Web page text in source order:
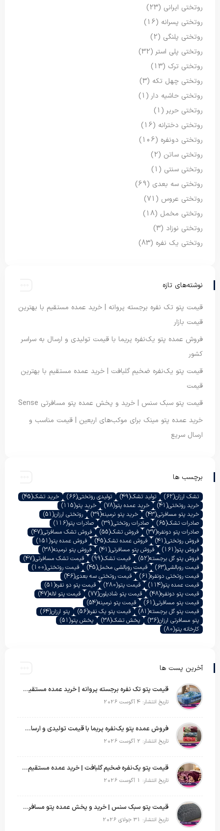
روتختی ایرانی (23)
روتختی پسرانه (16)
روتختی پلنگی (2)
روتختی پلی استر (32)
روتختی ترک (13)
روتختی چهل تکه (3)
روتختی حاشیه دار (1)
روتختی حریر (1)
روتختی دخترانه (16)
روتختی دونفره (106)
روتختی ساتن (2)
روتختی سنتی (1)
روتختی سه بعدی (69)
روتختی عروس (71)
روتختی مخمل (18)
روتختی نوزاد (3)
روتختی یک نفره (83)
نوشته‌های تازه
قیمت پتو تک نفره برجسته پروانه | خرید عمده مستقیم با بهترین
قیمت بازار
فروش عمده پتو یک‌نفره پریما با قیمت تولیدی و ارسال به سراسر
کشور
قیمت پتو یک‌نفره ضخیم گلبافت | خرید عمده مستقیم با بهترین
قیمت
قیمت پتو سبک سنس | خرید و پخش عمده پتو مسافرتی Sense
خرید عمده پتو مینک برای موکب‌های اربعین | قیمت مناسب و
ارسال سریع
برچسب ها
تشک ارزان(62) تولید تشک(49) تولیدی روتختی(66) خرید تشک(45)
خرید روتختی(41) خرید عمده پتو(78) خرید پتو(115)
خرید پتو مسافرتی(43) خرید پتو نرمینه(39) روتختی ارزان(51)
صادرات تشک(65) صادرات روتختی(39) صادرات پتو(116)
صادرات پتو دونفره(37) فروش تشک(55) فروش تشک مسافرتی(47)
فروش روتختی(41) فروش عمده تشک(45) فروش عمده پتو(151)
فروش پتو(161) فروش پتو مسافرتی(41) فروش پتو نرمینه(38)
فروش پتو گل برجسته(52) قیمت تشک(99) قیمت تشک مسافرتی(47)
قیمت روبالشی(63) قیمت روبالشی مخمل(45) قیمت روتختی(100)
قیمت روتختی دونفره(61) قیمت روتختی سه بعدی(46)
قیمت عمده پتو(114) قیمت پتو(280) قیمت پتو دو نفره(51)
قیمت پتو دونفره(48) قیمت پتو شادیلون(77) قیمت پتو لاله(47)
قیمت پتو مسافرتی(61) قیمت پتو نرمینه(54)
قیمت پتو گل برجسته(81) قیمت پتو یک نفره(56) پتو ارزان(64)
پتو مسافرتی ارزان(36) پخش تشک(38) پخش پتو(51)
کارخانه پتو(80)
آخرین پست ها
قیمت پتو تک نفره برجسته پروانه | خرید عمده مستقیم با بهترین قیمت بازار
تاریخ انتشار: 4 آگوست 2026
فروش عمده پتو یک‌نفره پریما با قیمت تولیدی و ارسال به سراسر کشور
تاریخ انتشار: 2 آگوست 2026
قیمت پتو یک‌نفره ضخیم گلبافت | خرید عمده مستقیم با بهترین قیمت
تاریخ انتشار: 1 آگوست 2026
قیمت پتو سبک سنس | خرید و پخش عمده پتو مسافرتی Sense
تاریخ انتشار: 31 جولای 2026